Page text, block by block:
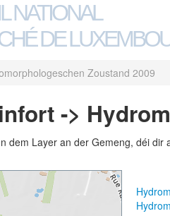
NATIONAL
DE
Zoustand 2009
->
dem Layer an der Gemeng, déi